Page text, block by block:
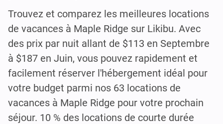
Trouvez et comparez les meilleures locations
de vacances à Maple Ridge sur Likibu. Avec
des prix par nuit allant de $113 en Septembre
à $187 en Juin, vous pouvez rapidement et
facilement réserver l'hébergement idéal pour
votre budget parmi nos 63 locations de
vacances à Maple Ridge pour votre prochain
séjour. 10 % des locations de courte durée